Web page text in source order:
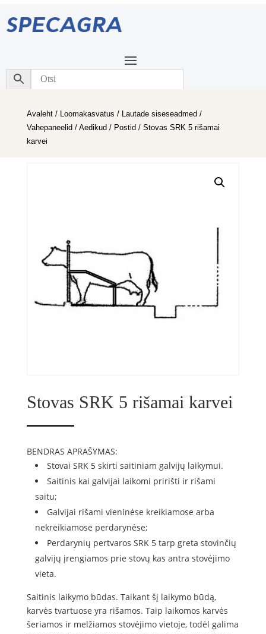
Avaleht/ Loomakasvatus / Lautade siseseadmed /
Vahepaneelid / Aedikud / Postid / Stovas SRK 5 rišamai
karvei
Stovas SRK 5 rišamai karvei
BENDRAS APRAŠYMAS:
Stovai SRK 5 skirti saitiniam galvijų laikymui.
Saitinis kai galvijai laikomi pririšti ir rišami
saitu;
Galvijai rišami vieninėse kreikiamose arba
nekreikiamose perdarynėse;
Perdarynių pertvaros SRK 5 tarp greta stovinčių
galvijų įrengiamos prie stovų kas antra stovėjimo
vieta.
Saitinis laikymo būdas. Taikant šį laikymo būdą,
karvės tvartuose yra rišamos. Taip laikomos karvės
šeriamos ir melžiamos stovėjimo vietoje, todėl galima